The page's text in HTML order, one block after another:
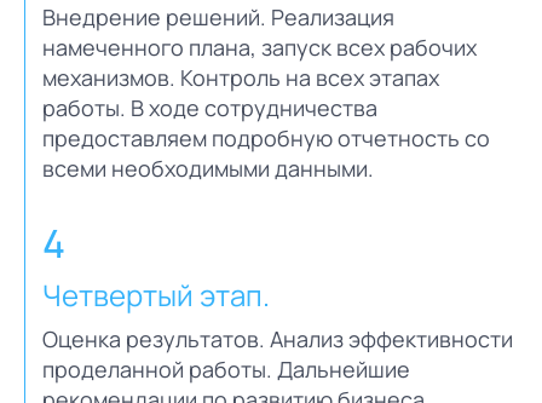
Внедрение решений. Реализация
намеченного плана, запуск всех рабочих
механизмов. Контроль на всех этапах
работы. В ходе сотрудничества
предоставляем подробную отчетность со
всеми необходимыми данными.
4
Четвертый этап.
Оценка результатов. Анализ эффективности
проделанной работы. Дальнейшие